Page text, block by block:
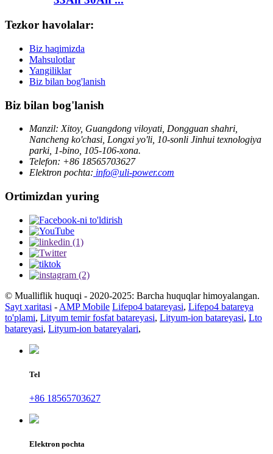
Tezkor havolalar:
Biz haqimizda
Mahsulotlar
Yangiliklar
Biz bilan bog'lanish
Biz bilan bog'lanish
Manzil: Xitoy, Guangdong viloyati, Dongguan shahri,
Nancheng ko'chasi, Longxi yo'li, 10-sonli Jinhui texnologiya
parki, 1-bino, 105-106-xona.
Telefon: +86 18565703627
Elektron pochta: info@uli-power.com
Ortimizdan yuring
© Mualliflik huquqi - 2020-2025: Barcha huquqlar himoyalangan.
Sayt xaritasi - AMP Mobile Lifepo4 batareyasi, Lifepo4 batareya
to'plami, Lityum temir fosfat batareyasi, Lityum-ion batareyasi, Lto
batareyasi, Lityum-ion batareyalari,
Tel
+86 18565703627
Elektron pochta